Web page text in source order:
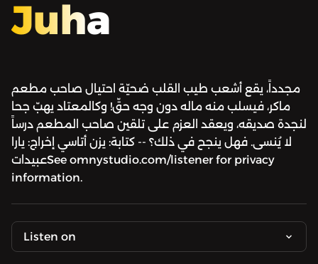
Juha
مجدداً، يقع أشعب طيب القلب ضحيّة احتيال صاحب مطعم
ماكر، فيسلب منه ماله دون وجه حقّ! وكالمعتاد يهبّ جحا
لنجدة صديقه، ويعقد العزم على تلقين صاحب المطعم درساً
لا يُنسى. فهل ينجح في ذلك؟ -- كتابة: يزن أتاسي إخراج: يارا
عبيداتSee omnystudio.com/listener for privacy
information.
Listen on